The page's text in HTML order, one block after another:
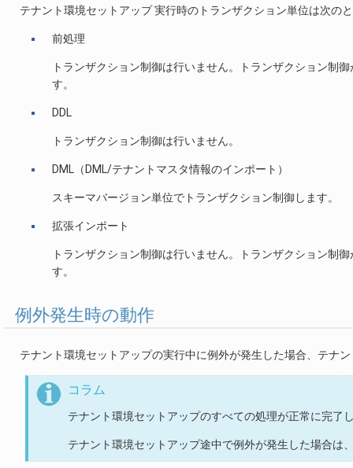
テナント環境セットアップ 実行時のトランザクション単位は次の
前処理
トランザクション制御は行いません。トランザクション制
す。
DDL
トランザクション制御は行いません。
DML（DML/テナントマスタ情報のインポート）
スキーマバージョン単位でトランザクション制御します。
拡張インポート
トランザクション制御は行いません。トランザクション制
す。
例外発生時の動作
テナント環境セットアップの実行中に例外が発生した場合、テナ
コラム
テナント環境セットアップのすべての処理が正常に完了
テナント環境セットアップ途中で例外が発生した場合は